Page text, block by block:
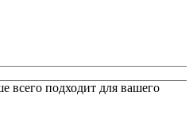
всего подходит для вашего